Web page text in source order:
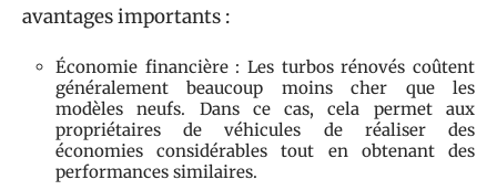
avantages importants :
Économie financière : Les turbos rénovés coûtent
généralement beaucoup moins cher que les
modèles neufs. Dans ce cas, cela permet aux
propriétaires de véhicules de réaliser des
économies considérables tout en obtenant des
performances similaires.